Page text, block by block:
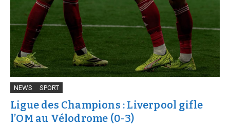
NEWS SPORT
Ligue des Champions : Liverpool gifle
l’OM au Vélodrome (0-3)